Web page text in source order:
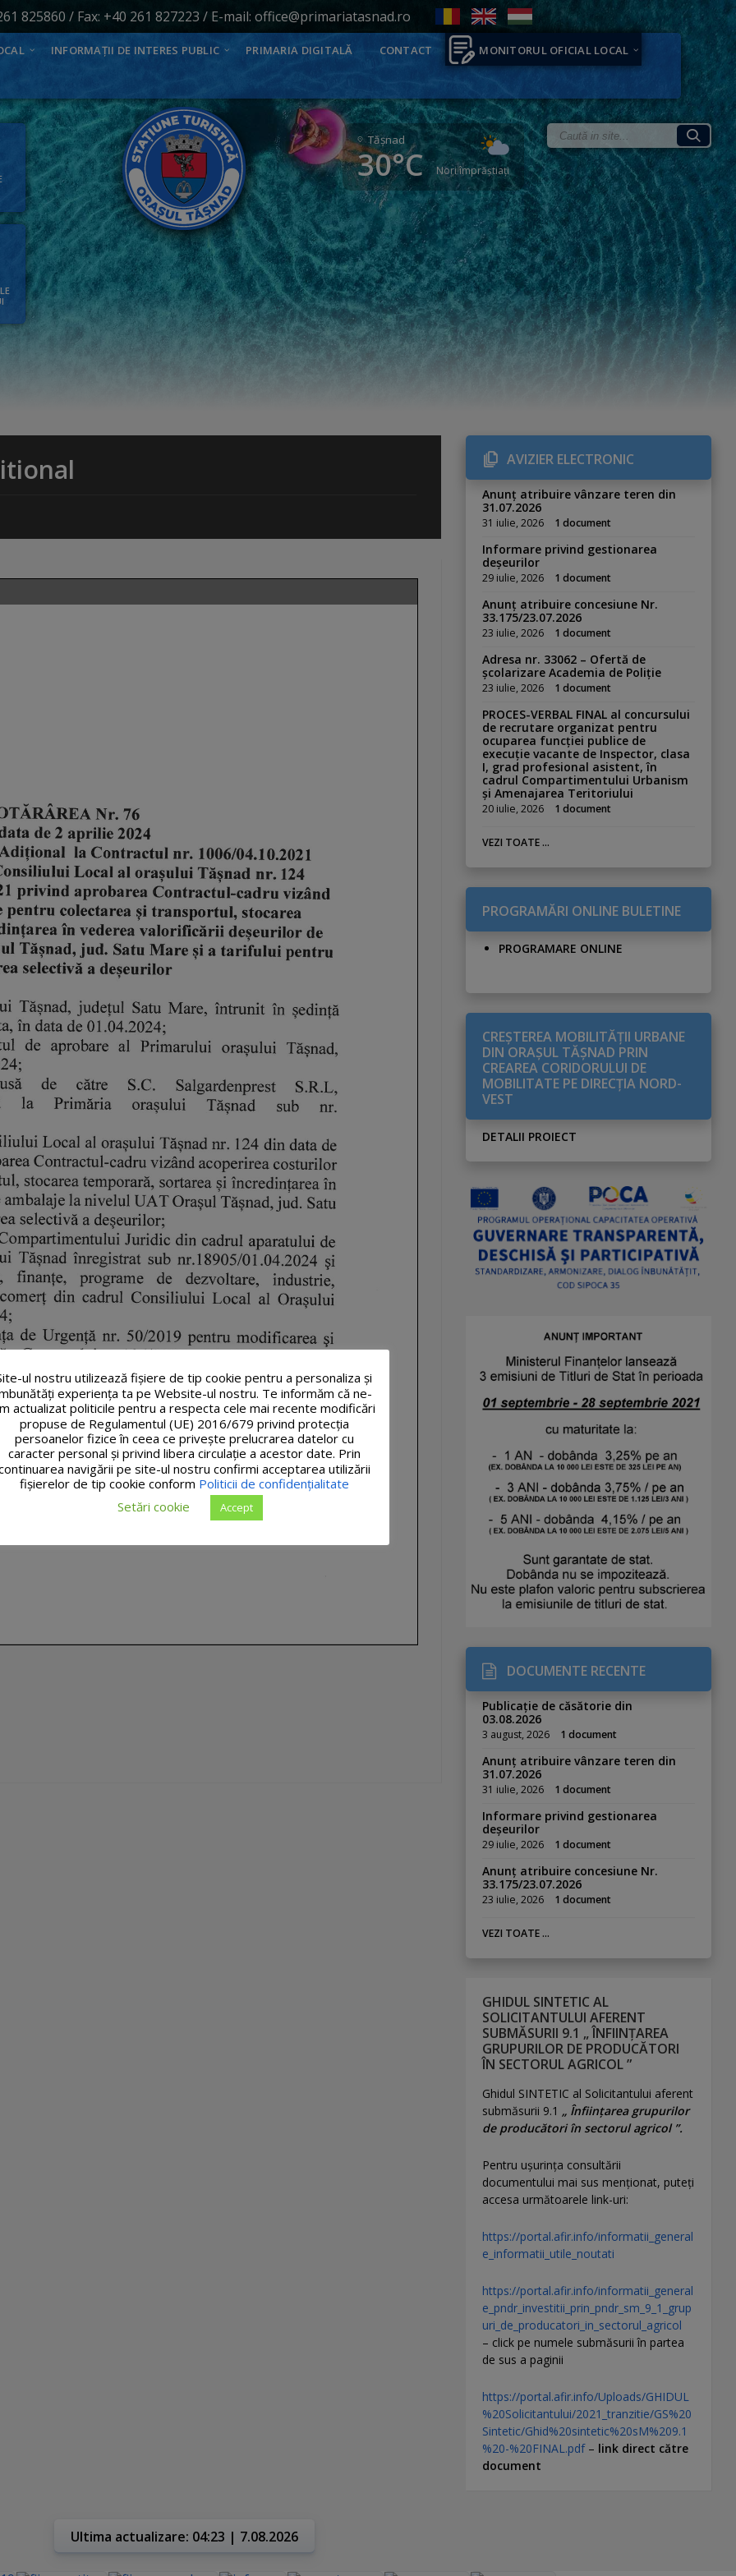
825860 / Fax: +40 261 827223 / E-mail: office@primariatasnad.ro
INFORMAȚII DE INTERES PUBLIC PRIMARIA DIGITALĂ CONTACT MONITORUL OFICIAL LOCAL
Tăşnad
30°C Nori împrăștiați
AVIZIER ELECTRONIC
Anunț atribuire vânzare teren din
31.07.2026
31 iulie, 2026 1 document
Informare privind gestionarea
deșeurilor
29 iulie, 2026 1 document
Anunț atribuire concesiune Nr.
33.175/23.07.2026
23 iulie, 2026 1 document
Adresa nr. 33062 – Ofertă de
școlarizare Academia de Poliție
23 iulie, 2026 1 document
PROCES-VERBAL FINAL al concursului
de recrutare organizat pentru
ocuparea funcției publice de
execuție vacante de Inspector, clasa
I, grad profesional asistent, în
cadrul Compartimentului Urbanism
și Amenajarea Teritoriului
20 iulie, 2026 1 document
VEZI TOATE ...
PROGRAMĂRI ONLINE BULETINE
PROGRAMARE ONLINE
CREŞTEREA MOBILITĂŢII URBANE
DIN ORAŞUL TĂŞNAD PRIN
CREAREA CORIDORULUI DE
MOBILITATE PE DIRECŢIA NORD-
VEST
DETALII PROIECT
DOCUMENTE RECENTE
Publicație de căsătorie din
03.08.2026
3 august, 2026 1 document
Anunț atribuire vânzare teren din
31.07.2026
31 iulie, 2026 1 document
Informare privind gestionarea
deșeurilor
29 iulie, 2026 1 document
Anunț atribuire concesiune Nr.
33.175/23.07.2026
23 iulie, 2026 1 document
VEZI TOATE ...
GHIDUL SINTETIC AL
SOLICITANTULUI AFERENT
SUBMĂSURII 9.1 „ ÎNFIINȚAREA
GRUPURILOR DE PRODUCĂTORI
ÎN SECTORUL AGRICOL ”
Ghidul SINTETIC al Solicitantului aferent
submăsurii 9.1 „ Înființarea grupurilor
de producători în sectorul agricol ”.
Pentru uşurinţa consultării
documentului mai sus menţionat, puteţi
accesa următoarele link-uri:
https://portal.afir.info/informatii_general
e_informatii_utile_noutati
https://portal.afir.info/informatii_general
e_pndr_investitii_prin_pndr_sm_9_1_grup
uri_de_producatori_in_sectorul_agricol
– click pe numele submăsurii în partea
de sus a paginii
https://portal.afir.info/Uploads/GHIDUL
%20Solicitantului/2021_tranzitie/GS%20
Sintetic/Ghid%20sintetic%20sM%209.1
%20-%20FINAL.pdf– link direct către
document
Ultima actualizare: 04:23 | 7.08.2026
ul nostru utilizează fişiere de tip cookie pentru a personaliza și
experiența ta pe Website-ul nostru. Te informăm că ne-
actualizat politicile pentru a respecta cele mai recente modificări
propuse de Regulamentul (UE) 2016/679 privind protecția
persoanelor fizice în ceea ce privește prelucrarea datelor cu
caracter personal și privind libera circulație a acestor date. Prin
navigării pe site-ul nostru confirmi acceptarea utilizării
fişierelor de tip cookie conform Politicii de confidențialitate
Setări cookie
Accept